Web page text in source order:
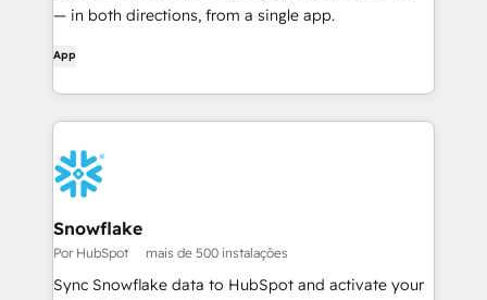
— in both directions, from a single app.
App
Snowflake
Por HubSpot mais de 500 instalações
Sync Snowflake data to HubSpot and activate your